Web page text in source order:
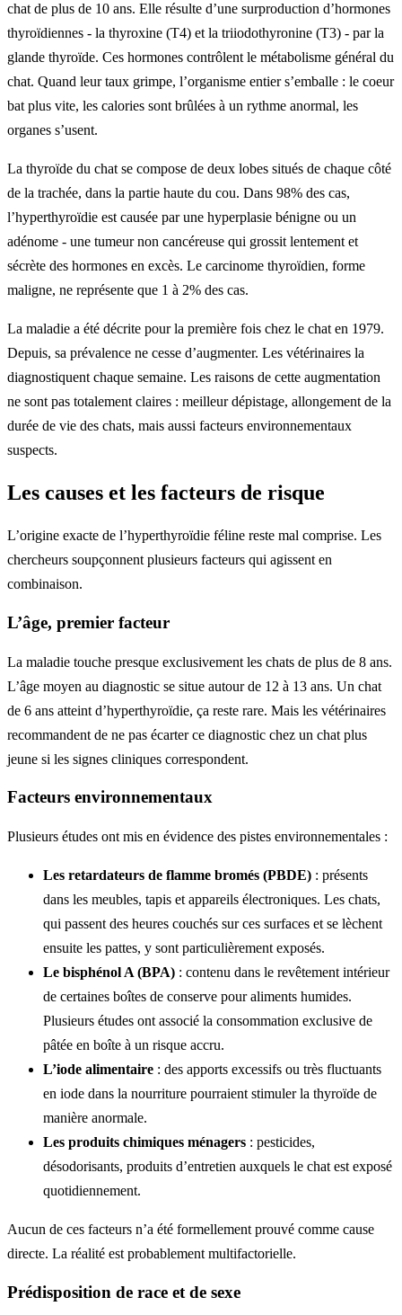
chat de plus de 10 ans. Elle résulte d’une surproduction d’hormones
thyroïdiennes - la thyroxine (T4) et la triiodothyronine (T3) - par la
glande thyroïde. Ces hormones contrôlent le métabolisme général du
chat. Quand leur taux grimpe, l’organisme entier s’emballe : le coeur
bat plus vite, les calories sont brûlées à un rythme anormal, les
organes s’usent.
La thyroïde du chat se compose de deux lobes situés de chaque côté
de la trachée, dans la partie haute du cou. Dans 98% des cas,
l’hyperthyroïdie est causée par une hyperplasie bénigne ou un
adénome - une tumeur non cancéreuse qui grossit lentement et
sécrète des hormones en excès. Le carcinome thyroïdien, forme
maligne, ne représente que 1 à 2% des cas.
La maladie a été décrite pour la première fois chez le chat en 1979.
Depuis, sa prévalence ne cesse d’augmenter. Les vétérinaires la
diagnostiquent chaque semaine. Les raisons de cette augmentation
ne sont pas totalement claires : meilleur dépistage, allongement de la
durée de vie des chats, mais aussi facteurs environnementaux
suspects.
Les causes et les facteurs de risque
L’origine exacte de l’hyperthyroïdie féline reste mal comprise. Les
chercheurs soupçonnent plusieurs facteurs qui agissent en
combinaison.
L’âge, premier facteur
La maladie touche presque exclusivement les chats de plus de 8 ans.
L’âge moyen au diagnostic se situe autour de 12 à 13 ans. Un chat
de 6 ans atteint d’hyperthyroïdie, ça reste rare. Mais les vétérinaires
recommandent de ne pas écarter ce diagnostic chez un chat plus
jeune si les signes cliniques correspondent.
Facteurs environnementaux
Plusieurs études ont mis en évidence des pistes environnementales :
Les retardateurs de flamme bromés (PBDE) : présents
dans les meubles, tapis et appareils électroniques. Les chats,
qui passent des heures couchés sur ces surfaces et se lèchent
ensuite les pattes, y sont particulièrement exposés.
Le bisphénol A (BPA) : contenu dans le revêtement intérieur
de certaines boîtes de conserve pour aliments humides.
Plusieurs études ont associé la consommation exclusive de
pâtée en boîte à un risque accru.
L’iode alimentaire : des apports excessifs ou très fluctuants
en iode dans la nourriture pourraient stimuler la thyroïde de
manière anormale.
Les produits chimiques ménagers : pesticides,
désodorisants, produits d’entretien auxquels le chat est exposé
quotidiennement.
Aucun de ces facteurs n’a été formellement prouvé comme cause
directe. La réalité est probablement multifactorielle.
Prédisposition de race et de sexe